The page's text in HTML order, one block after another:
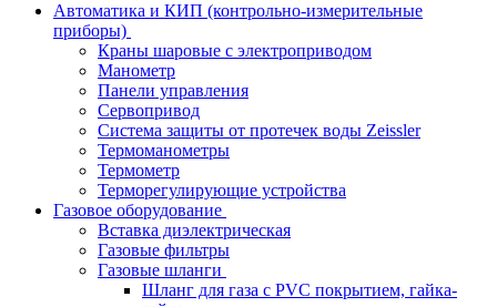
Автоматика и КИП (контрольно-измерительные
приборы)
Краны шаровые с электроприводом
Манометр
Панели управления
Сервопривод
Система защиты от протечек воды Zeissler
Термоманометры
Термометр
Терморегулирующие устройства
Газовое оборудование
Вставка диэлектрическая
Газовые фильтры
Газовые шланги
Шланг для газа с PVC покрытием, гайка-